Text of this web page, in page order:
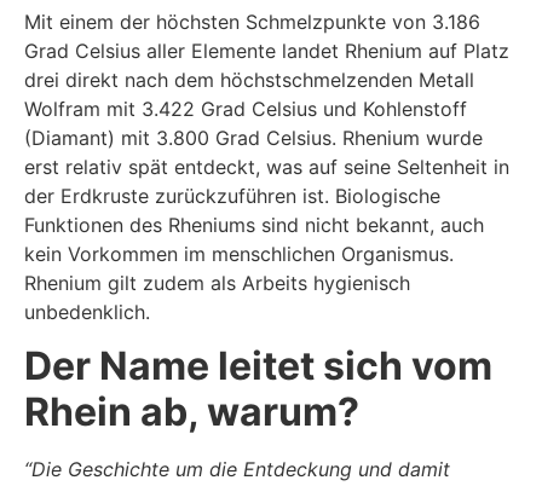
Mit einem der höchsten Schmelzpunkte von 3.186
Grad Celsius aller Elemente landet Rhenium auf Platz
drei direkt nach dem höchstschmelzenden Metall
Wolfram mit 3.422 Grad Celsius und Kohlenstoff
(Diamant) mit 3.800 Grad Celsius. Rhenium wurde
erst relativ spät entdeckt, was auf seine Seltenheit in
der Erdkruste zurückzuführen ist. Biologische
Funktionen des Rheniums sind nicht bekannt, auch
kein Vorkommen im menschlichen Organismus.
Rhenium gilt zudem als Arbeits hygienisch
unbedenklich.
Der Name leitet sich vom
Rhein ab, warum?
“Die Geschichte um die Entdeckung und damit